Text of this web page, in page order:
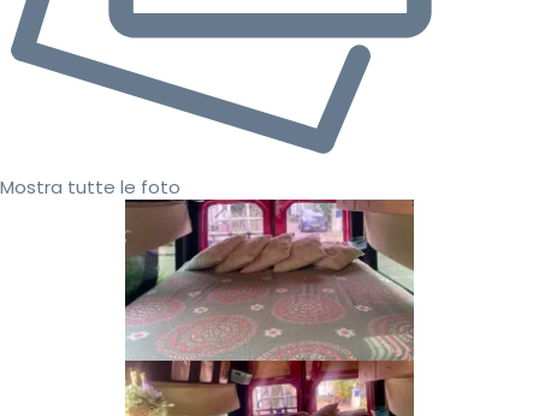
Mostra tutte le foto